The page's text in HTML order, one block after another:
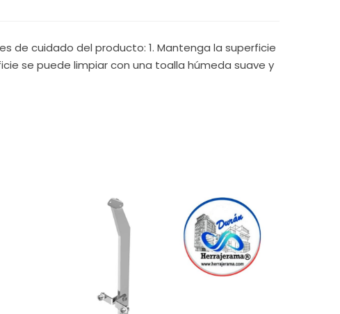
de cuidado del producto: 1. Mantenga la superficie
se puede limpiar con una toalla húmeda suave y